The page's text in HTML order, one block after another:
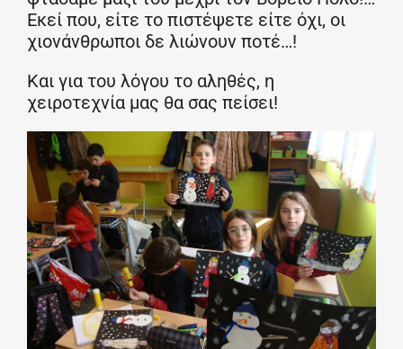
Εκεί που, είτε το πιστέψετε είτε όχι, οι
χιονάνθρωποι δε λιώνουν ποτέ…!
Και για του λόγου το αληθές, η
χειροτεχνία μας θα σας πείσει!